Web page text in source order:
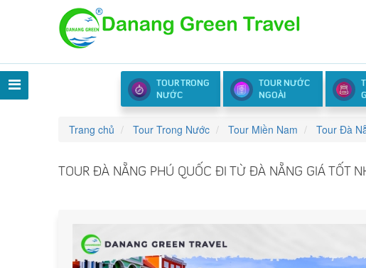
TOUR TRONG
NƯỚC
TOUR NƯỚC
NGOÀI
Trang chủ Tour Trong Nước Tour Miền Nam Tour Đà
TOUR ĐÀ NẴNG PHÚ QUỐC ĐI TỪ ĐÀ NẴNG GIÁ TỐT